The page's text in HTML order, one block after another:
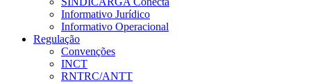
Informativo Jurídico
Informativo Operacional
Regulação
Convenções
INCT
RNTRC/ANTT